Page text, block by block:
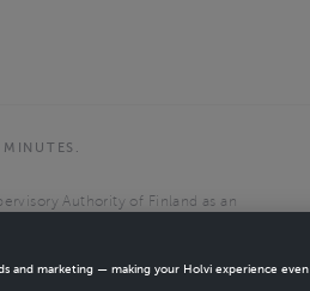
Authority of Finland as an
and marketing — making your Holvi experience even